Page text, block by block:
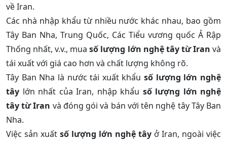
về Iran.
Các nhà nhập khẩu từ nhiều nước khác nhau, bao gồm
Tây Ban Nha, Trung Quốc, Các Tiểu vương quốc Ả Rập
Thống nhất, v.v., muasố lượng lớn nghệ tây từ Iran và
tái xuất với giá cao hơn và chất lượng không rõ.
Tây Ban Nha là nước tái xuất khẩusố lượng lớn nghệ
tây lớn nhất của Iran, nhập khẩu số lượng lớn nghệ
tây từ Iran và đóng gói và bán với tên nghệ tây Tây Ban
Nha.
Việc sản xuất số lượng lớn nghệ tây ở Iran, ngoài việc